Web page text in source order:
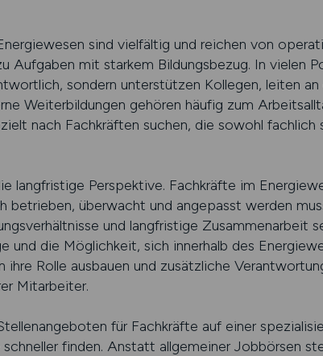
sind vielfältig und reichen von
Aufgaben mit starkem Bildungsbezug. In vielen
sondern unterstützen Kollegen, leiten
Weiterbildungen gehören häufig zum
nach Fachkräften suchen, die sowohl fachlich
langfristige Perspektive. Fachkräfte im
betrieben, überwacht und angepasst werden
und langfristige Zusammenarbeit
und die Möglichkeit, sich innerhalb des
ihre Rolle ausbauen und zusätzliche
Mitarbeiter.
für Fachkräfte auf einer
finden. Anstatt allgemeiner Jobbörsen